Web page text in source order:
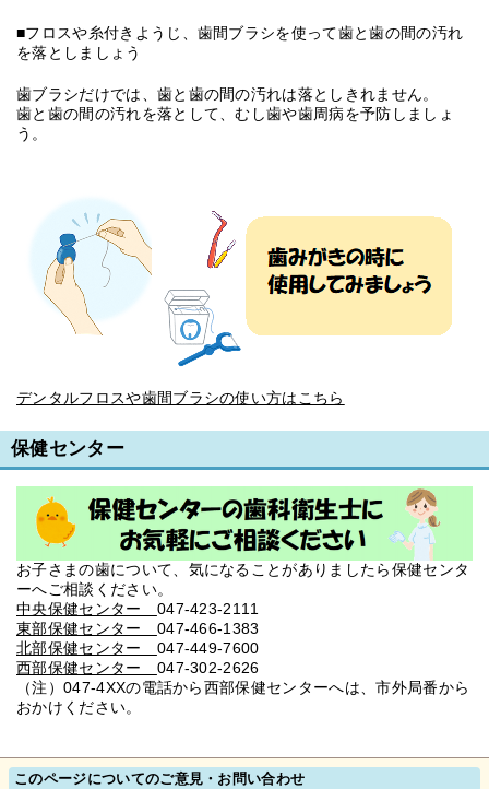
■フロスや糸付きようじ、歯間ブラシを使って歯と歯の間の汚れ
を落としましょう
歯ブラシだけでは、歯と歯の間の汚れは落としきれません。
歯と歯の間の汚れを落として、むし歯や歯周病を予防しましょ
う。
デンタルフロスや歯間ブラシの使い方はこちら
保健センター
お子さまの歯について、気になることがありましたら保健センタ
ーへご相談ください。
中央保健センター 047-423-2111
東部保健センター 047-466-1383
北部保健センター 047-449-7600
西部保健センター 047-302-2626
（注）047-4XXの電話から西部保健センターへは、市外局番から
おかけください。
このページについてのご意見・お問い合わせ